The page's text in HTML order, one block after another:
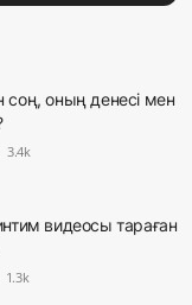
соң, оның денесі мен
3.4k
видеосы тараған
1.3k